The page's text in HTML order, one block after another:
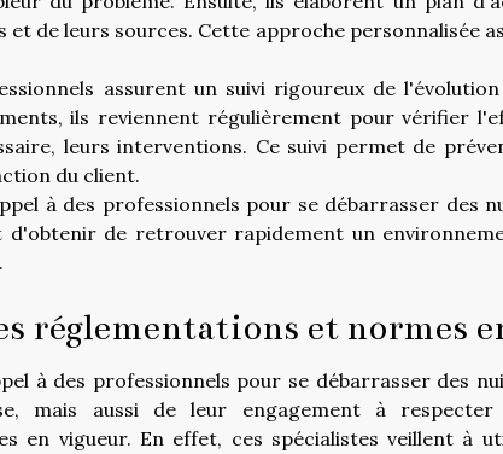
et de leurs sources. Cette approche personnalisée
assurent un suivi rigoureux de
ils reviennent régulièrement pour vérifier
leurs interventions. Ce suivi permet de
du client.
à des professionnels pour se débarrasser des
d'obtenir de retrouver rapidement un
réglementations et normes
à des professionnels pour se débarrasser des
mais aussi de leur engagement à
en vigueur. En effet, ces spécialistes veillent à